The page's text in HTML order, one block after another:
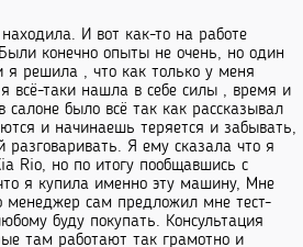
И вот как-то на работе
конечно опыты не очень, но один
я решила , что как только у меня
всё-таки нашла в себе силы , время и
было всё так как рассказывал
и начинаешь теряется и забывать,
Я ему сказала что я
Rio, но по итогу пообщавшись с
я купила именно эту машину, Мне
менеджер сам предложил мне тест-
буду покупать. Консультация
там работают так грамотно и